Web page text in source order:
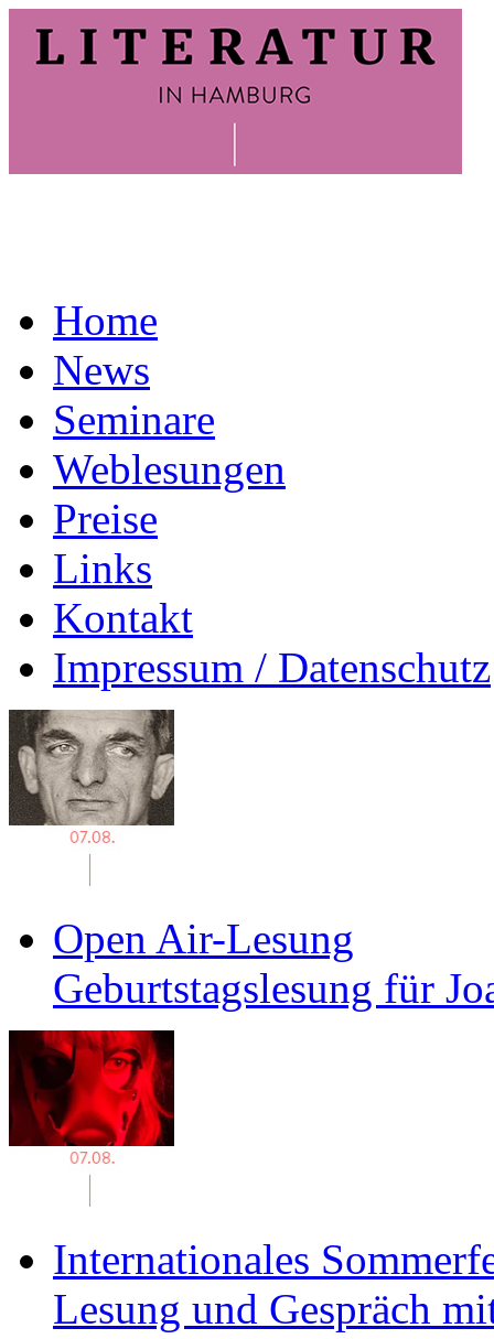
Home
News
Seminare
Weblesungen
Preise
Links
Kontakt
Impressum / Datenschutz
Open Air-Lesung
Geburtstagslesung für
Internationales
Lesung und Gespräch